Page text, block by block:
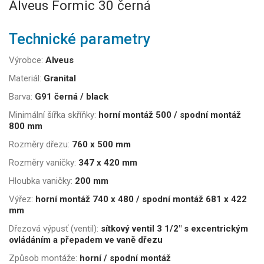
Alveus Formic 30 černá
Technické parametry
Výrobce: Alveus
Materiál: Granital
Barva: G91 černá / black
Minimální šířka skříňky: horní montáž 500 / spodní montáž
800 mm
Rozměry dřezu: 760 x 500 mm
Rozměry vaničky: 347 x 420 mm
Hloubka vaničky: 200 mm
Výřez: horní montáž 740 x 480 / spodní montáž 681 x 422
mm
Dřezová výpusť (ventil): sítkový ventil 3 1/2" s excentrickým
ovládáním a přepadem ve vaně dřezu
Způsob montáže: horní / spodní montáž